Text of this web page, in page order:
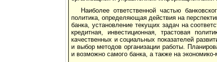
Наиболее ответственной частью
политика, определяющая действия на
банка, установление текущих задач на
кредитная, инвестиционная, трастовая
качественных и социальных показателей
и выбор методов организации работы.
и возможно самого банка, а также на